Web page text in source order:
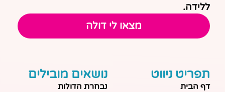
ללידה.
מצאו לי דולה
תפריט ניווט
דף הבית
נושאים מובילים
נבחרת הדולות